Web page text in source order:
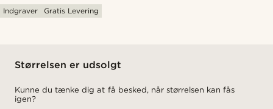
Indgraver
Gratis Levering
Størrelsen er udsolgt
Kunne du tænke dig at få besked, når størrelsen kan fås
igen?